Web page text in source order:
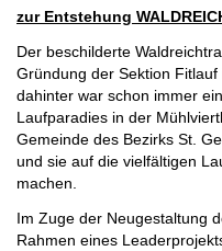
zur Entstehung
Der beschilderte
Gründung der Sektion
dahinter war schon immer
Laufparadies in der
Gemeinde des Bezirks St.
und sie auf die vielfältigen
machen.
Im Zuge der Neugestaltung
Rahmen eines